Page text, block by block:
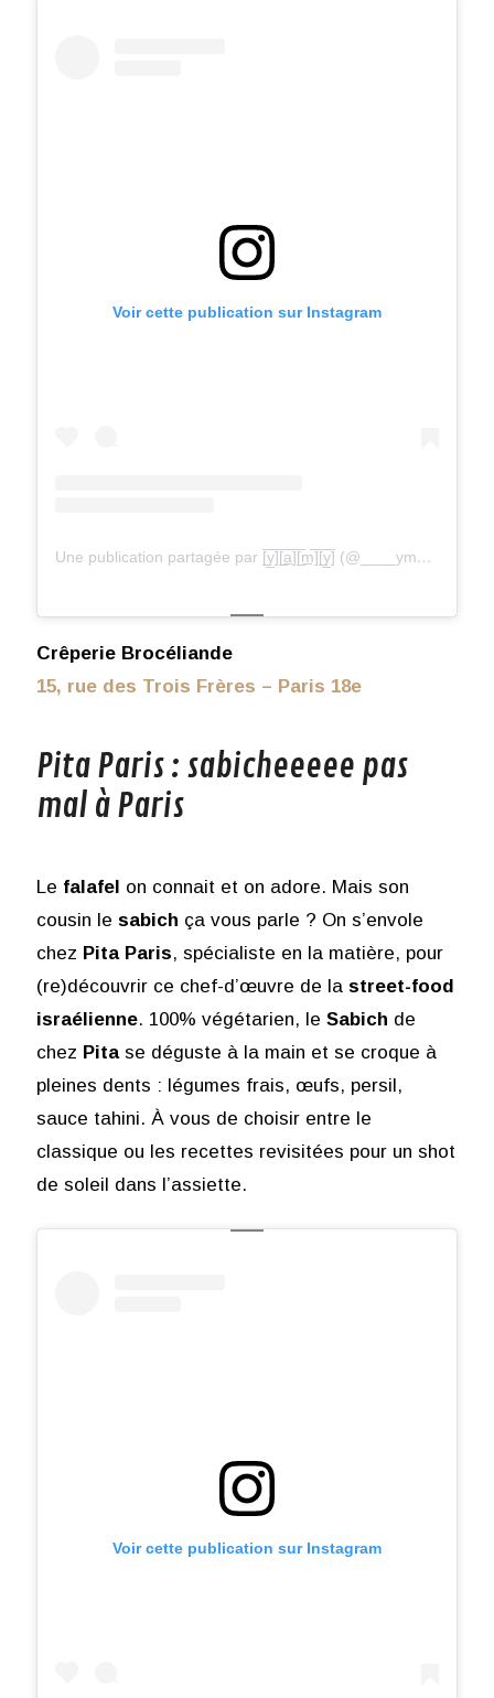
Voir cette publication sur Instagram
Une publication partagée par [̲̅y̲̅][̲̅a̲̅][̲̅m̲̅][̲̅y̲̅] (@____ymaymi____)
Crêperie Brocéliande
15, rue des Trois Frères – Paris 18e
Pita Paris : sabicheeeee pas
mal à Paris
Le falafel on connait et on adore. Mais son
cousin le sabich ça vous parle ? On s’envole
chez Pita Paris, spécialiste en la matière, pour
(re)découvrir ce chef-d’œuvre de la street-food
israélienne. 100% végétarien, le Sabich de
chez Pitase déguste à la main et se croque à
pleines dents : légumes frais, œufs, persil,
sauce tahini. À vous de choisir entre le
classique ou les recettes revisitées pour un shot
de soleil dans l’assiette.
Voir cette publication sur Instagram